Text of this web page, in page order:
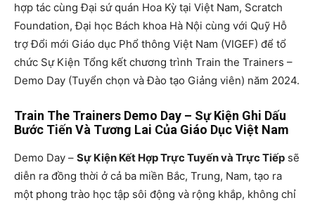
hợp tác cùng Đại sứ quán Hoa Kỳ tại Việt Nam, Scratch
Foundation, Đại học Bách khoa Hà Nội cùng với Quỹ Hỗ
trợ Đổi mới Giáo dục Phổ thông Việt Nam (VIGEF) để tổ
chức Sự Kiện Tổng kết chương trình Train the Trainers –
Demo Day (Tuyển chọn và Đào tạo Giảng viên) năm 2024.
Train The Trainers Demo Day – Sự Kiện Ghi Dấu
Bước Tiến Và Tương Lai Của Giáo Dục Việt Nam
Demo Day – Sự Kiện Kết Hợp Trực Tuyến và Trực Tiếp sẽ
diễn ra đồng thời ở cả ba miền Bắc, Trung, Nam, tạo ra
một phong trào học tập sôi động và rộng khắp, không chỉ